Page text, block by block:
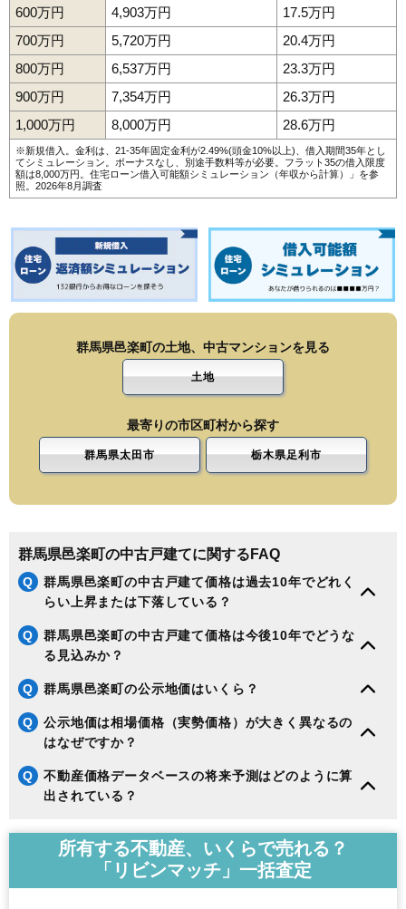
600万円 4,903万円
17.5万円
700万円
5,720万円
20.4万円
800万円
6,537万円
23.3万円
900万円
7,354万円
26.3万円
1,000万円
8,000万円 28.6万円
※新規借入。金利は、21-35年固定金利が2.49%(頭金10%以上)、借入期間35年とし
てシミュレーション。ボーナスなし、別途手数料等が必要。フラット35の借入限度
額は8,000万円。 住宅ローン借入可能額シミュレーション（年収から計算）
」を参
照。2026年8月調査
群馬県邑楽町の土地、中古マンションを見る
土地
最寄りの市区町村から探す
群馬県太田市 栃木県足利市
群馬県邑楽町の中古戸建てに関するFAQ
Q
群馬県邑楽町の中古戸建て価格は過去10年でどれく
らい上昇または下落している？
Q
群馬県邑楽町の中古戸建て価格は今後10年でどうな
る見込みか？
Q 群馬県邑楽町の公示地価はいくら？
Q
公示地価は相場価格（実勢価格）が大きく異なるの
はなぜですか？
Q
不動産価格データベースの将来予測はどのように算
出されている？
所有する不動産、いくらで売れる？
「リビンマッチ」一括査定